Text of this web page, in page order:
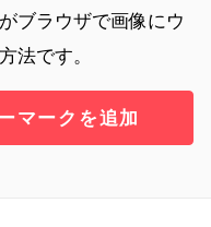
ブラウザで画像にウ
法です。
マークを追加